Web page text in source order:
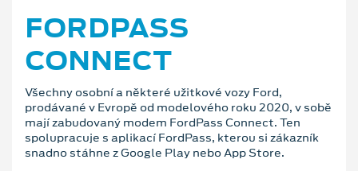
FORDPASS
CONNECT
Všechny osobní a některé užitkové vozy Ford,
prodávané v Evropě od modelového roku 2020, v sobě
mají zabudovaný modem FordPass Connect. Ten
spolupracuje s aplikací FordPass, kterou si zákazník
snadno stáhne z Google Play nebo App Store.